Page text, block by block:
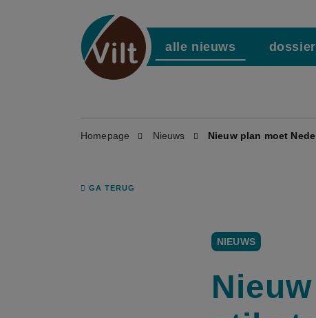
alle nieuws
Homepage Nieuws Nieuw plan moet
GA TERUG
NIEUWS